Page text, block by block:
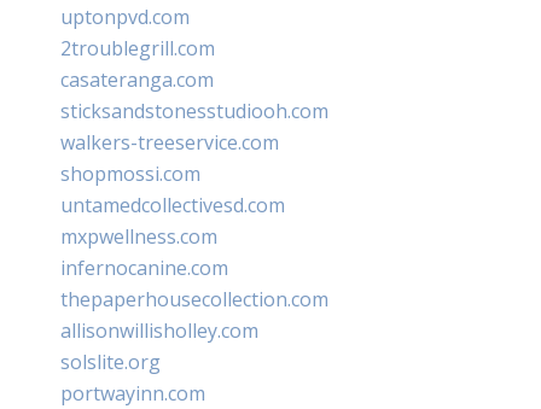
uptonpvd.com
2troublegrill.com
casateranga.com
sticksandstonesstudiooh.com
walkers-treeservice.com
shopmossi.com
untamedcollectivesd.com
mxpwellness.com
infernocanine.com
thepaperhousecollection.com
allisonwillisholley.com
solslite.org
portwayinn.com